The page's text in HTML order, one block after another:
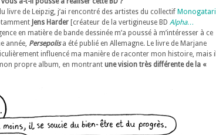
livre de Leipzig, j’ai rencontré des artistes du collectif Monogatari
Jens Harder [créateur de la vertigineuse BD Alpha…
en matière de bande dessinée m’a poussé à m’intéresser à ce
année, Persepolis a été publié en Allemagne. Le livre de Marjane
influencé ma manière de raconter mon histoire, mais il
propre album, en montrant une vision très différente de la «